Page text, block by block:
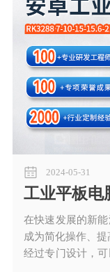
2024-05-31
工业平板电
在快速发展的新
成为简化操作、
经过专门设计，